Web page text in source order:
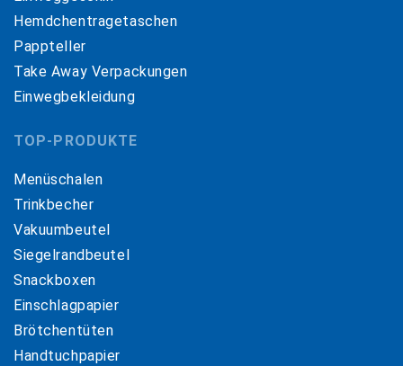
Hemdchentragetaschen
Pappteller
Take Away Verpackungen
Einwegbekleidung
TOP-PRODUKTE
Menüschalen
Trinkbecher
Vakuumbeutel
Siegelrandbeutel
Snackboxen
Einschlagpapier
Brötchentüten
Handtuchpapier